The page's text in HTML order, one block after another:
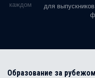
в каждом
для
Образование за рубежом